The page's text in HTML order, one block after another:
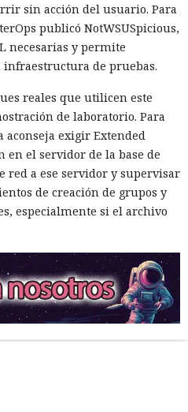
sin acción del usuario. Para
publicó NotWSUSpicious,
necesarias y permite
de pruebas.
reales que utilicen este
de laboratorio. Para
exigir Extended
el servidor de la base de
red a ese servidor y supervisar
de creación de grupos y
especialmente si el archivo